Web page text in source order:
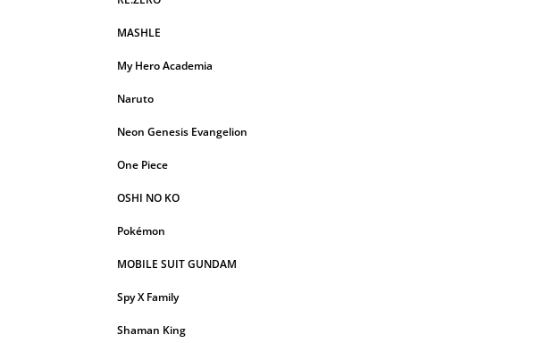
MASHLE
My Hero Academia
Naruto
Neon Genesis Evangelion
One Piece
OSHI NO KO
Pokémon
MOBILE SUIT GUNDAM
Spy X Family
Shaman King